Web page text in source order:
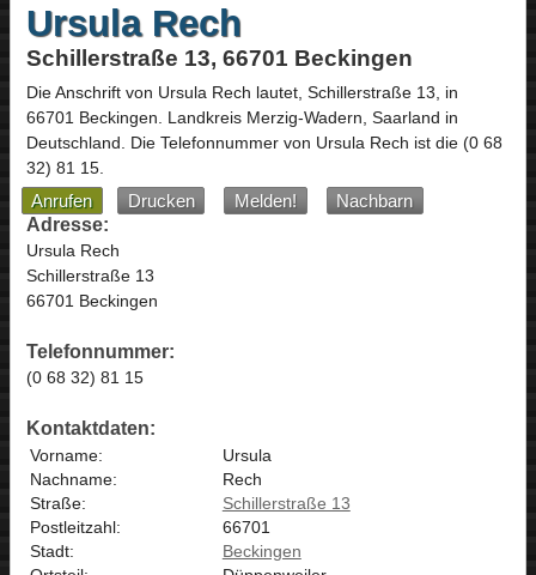
Ursula Rech
Schillerstraße 13, 66701 Beckingen
Die Anschrift von Ursula Rech lautet, Schillerstraße 13, in
66701 Beckingen. Landkreis Merzig-Wadern, Saarland in
Deutschland. Die Telefonnummer von Ursula Rech ist die (0 68
32) 81 15.
Anrufen Drucken Melden!
Nachbarn
Adresse:
Ursula Rech
Schillerstraße 13
66701 Beckingen
Telefonnummer:
(0 68 32) 81 15
Kontaktdaten:
Vorname:
Ursula
Nachname:
Rech
Straße:
Schillerstraße 13
Postleitzahl:
66701
Stadt:
Beckingen